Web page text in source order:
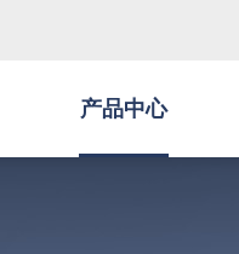
产品中心